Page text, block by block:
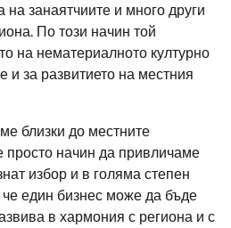
на занаятчиите и много други
По този начин той
на нематериалното културно
и за развитието на местния
близки до местните
начин да привличаме
избор и в голяма степен
един бизнес може да бъде
в хармония с региона и с